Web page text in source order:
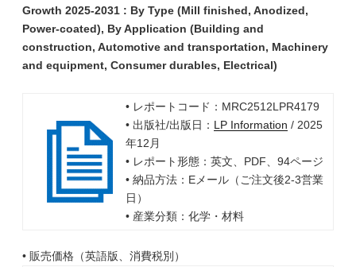
Growth 2025-2031 : By Type (Mill finished, Anodized,
Power-coated), By Application (Building and
construction, Automotive and transportation, Machinery
and equipment, Consumer durables, Electrical)
• レポートコード：MRC2512LPR4179
• 出版社/出版日： LP Information / 2025
年12月
• レポート形態：英文、PDF、94ページ
• 納品方法：Eメール（ご注文後2-3営業
日）
• 産業分類：化学・材料
• 販売価格（英語版、消費税別）